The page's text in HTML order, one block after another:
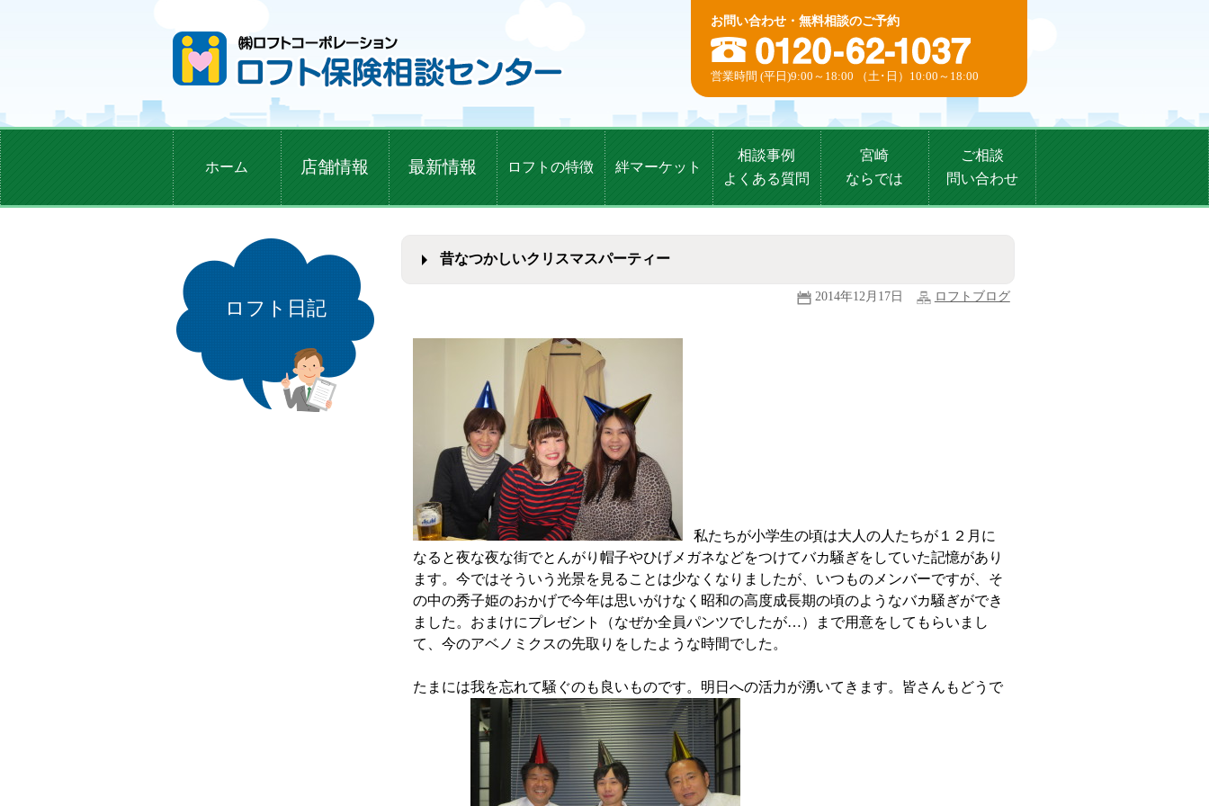
お問い合わせ・無料相談のご予約
営業時間 (平日)9:00～18:00 （土･日）10:00～18:00
ホーム 店舗情報 最新情報 ロフトの特徴 絆マーケット
相談事例
よくある質問
宮崎
ならでは
ご相談
問い合わせ
ロフト日記
昔なつかしいクリスマスパーティー
2014年12月17日 ロフトブログ
私たちが小学生の頃は大人の人たちが１２月に
なると夜な夜な街でとんがり帽子やひげメガネなどをつけてバカ騒ぎをしていた記憶があり
ます。今ではそういう光景を見ることは少なくなりましたが、いつものメンバーですが、そ
の中の秀子姫のおかげで今年は思いがけなく昭和の高度成長期の頃のようなバカ騒ぎができ
ました。おまけにプレゼント（なぜか全員パンツでしたが…）まで用意をしてもらいまし
て、今のアベノミクスの先取りをしたような時間でした。
たまには我を忘れて騒ぐのも良いものです。明日への活力が湧いてきます。皆さんもどうで